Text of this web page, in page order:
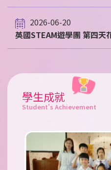
2026-06-20
英國STEAM遊學團 第四天
學生成就
Student's Achievement